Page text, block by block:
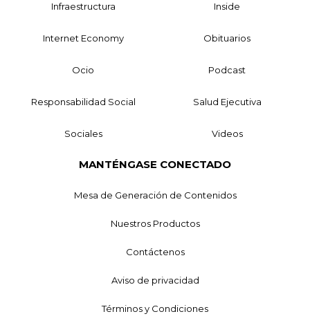
Infraestructura Inside
Internet Economy Obituarios
Ocio Podcast
Responsabilidad Social Salud Ejecutiva
Sociales Videos
MANTÉNGASE CONECTADO
Mesa de Generación de Contenidos
Nuestros Productos
Contáctenos
Aviso de privacidad
Términos y Condiciones